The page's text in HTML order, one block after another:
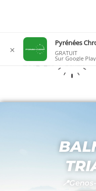
contenu
✕
Pyrénées
GRATUIT
Sur Google Play